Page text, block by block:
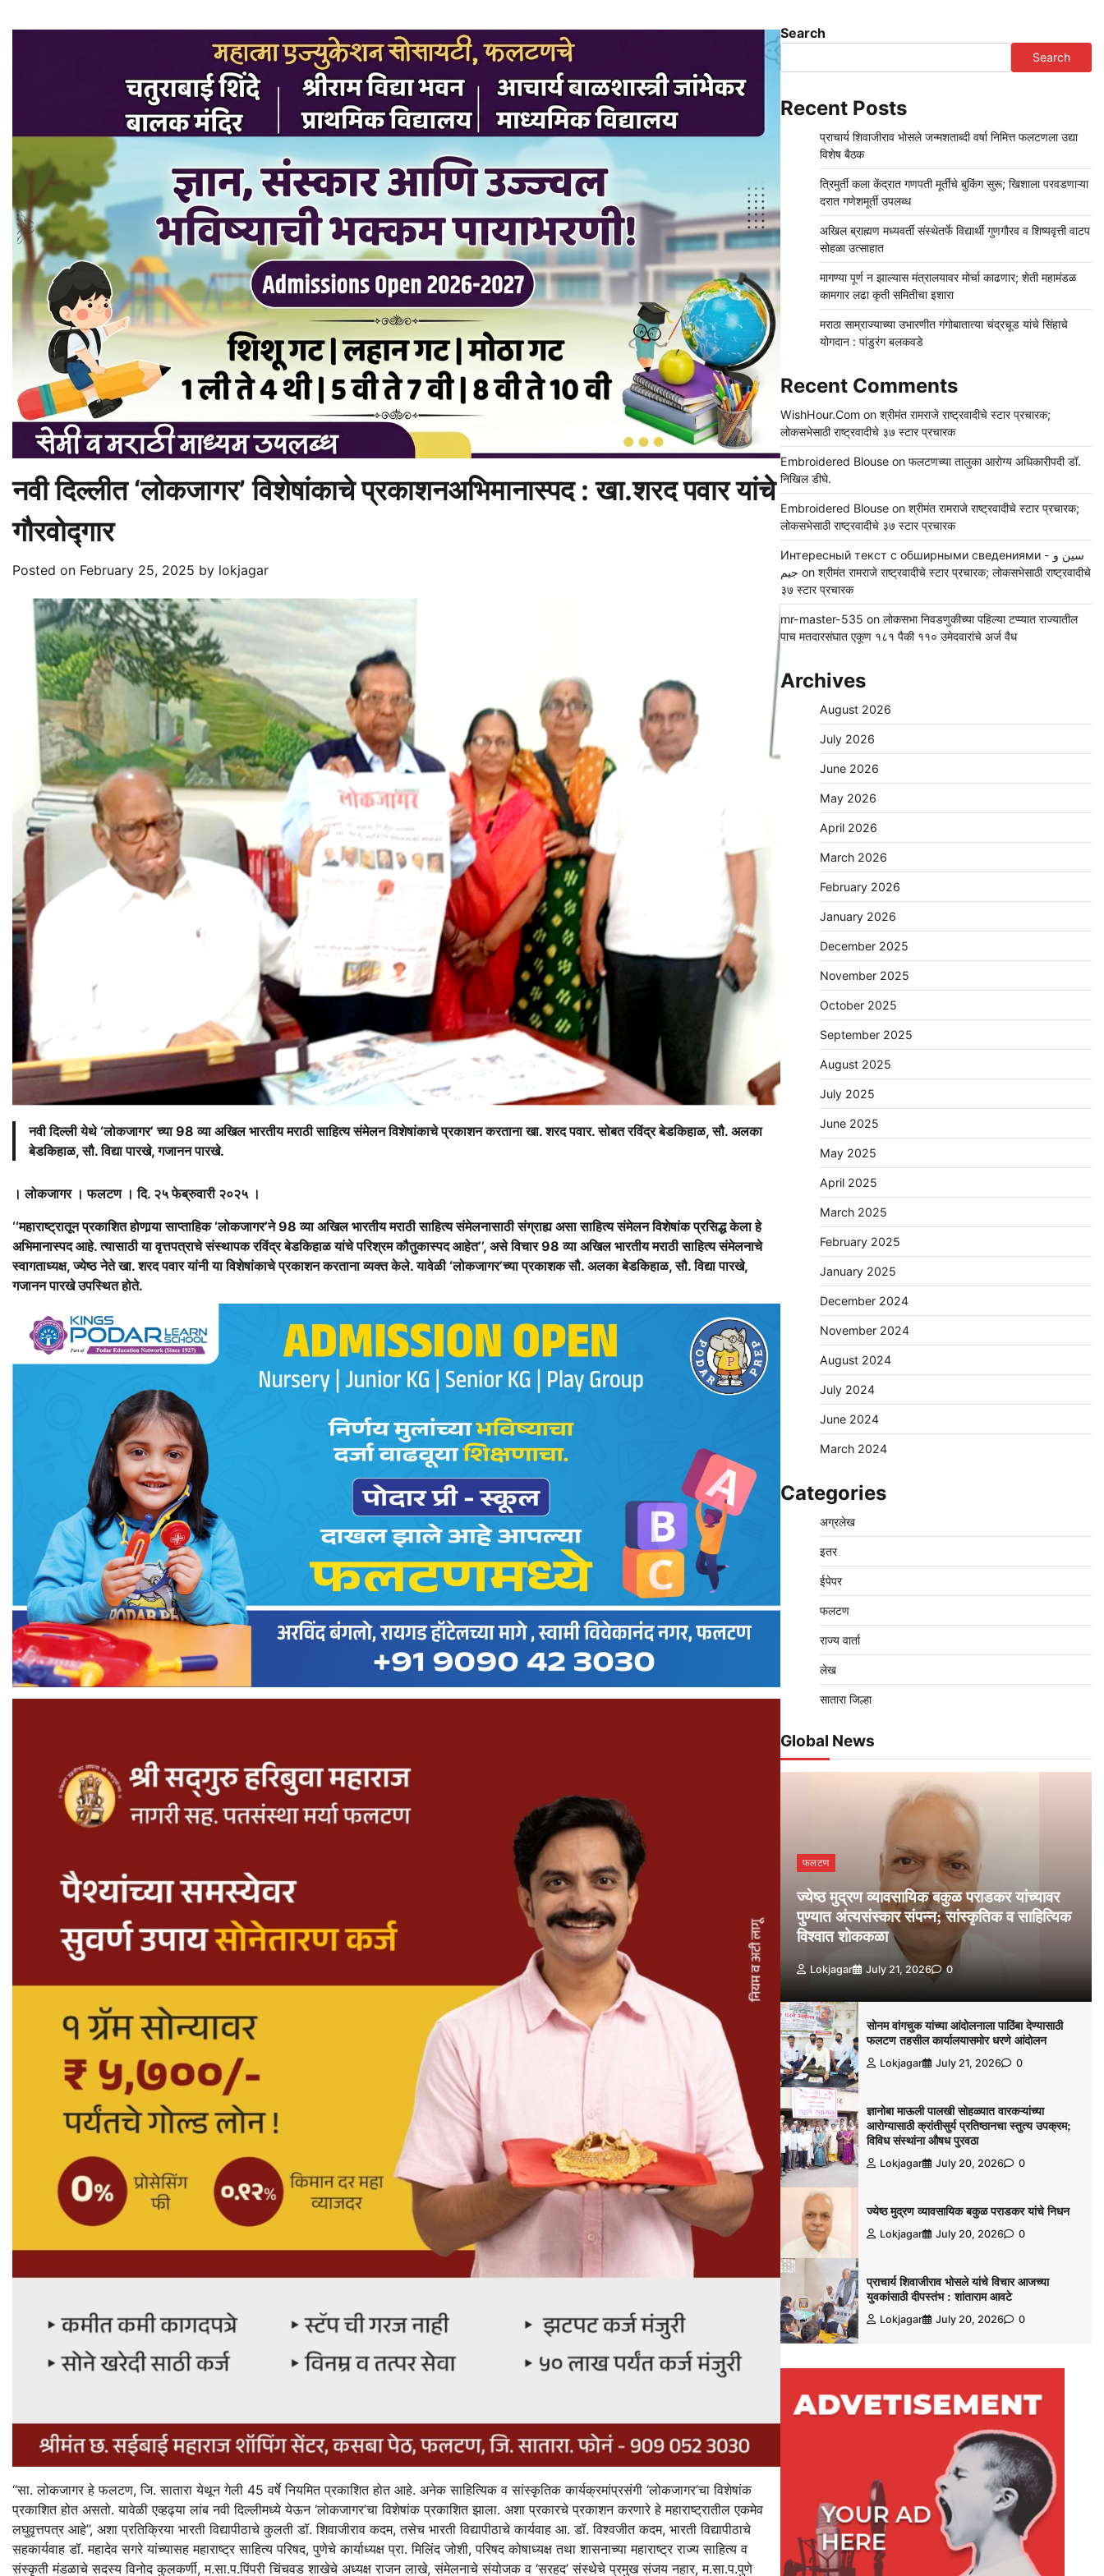
नवी दिल्लीत ‘लोकजागर’ विशेषांकाचे प्रकाशनअभिमानास्पद : खा.शरद पवार यांचे
गौरवोद्गार
Posted on February 25, 2025 by lokjagar
नवी दिल्ली येथे ‘लोकजागर’ च्या 98 व्या अखिल भारतीय मराठी साहित्य संमेलन विशेषांकाचे प्रकाशन करताना खा. शरद पवार. सोबत रविंद्र बेडकिहाळ, सौ. अलका
बेडकिहाळ, सौ. विद्या पारखे, गजानन पारखे.
। लोकजागर । फलटण । दि. २५ फेब्रुवारी २०२५ ।
‘‘महाराष्ट्रातून प्रकाशित होणार्‍या साप्ताहिक ‘लोकजागर’ने 98 व्या अखिल भारतीय मराठी साहित्य संमेलनासाठी संग्राह्य असा साहित्य संमेलन विशेषांक प्रसिद्ध केला हे
अभिमानास्पद आहे. त्यासाठी या वृत्तपत्राचे संस्थापक रविंद्र बेडकिहाळ यांचे परिश्रम कौतुकास्पद आहेत’’, असे विचार 98 व्या अखिल भारतीय मराठी साहित्य संमेलनाचे
स्वागताध्यक्ष, ज्येष्ठ नेते खा. शरद पवार यांनी या विशेषांकाचे प्रकाशन करताना व्यक्त केले. यावेळी ‘लोकजागर’च्या प्रकाशक सौ. अलका बेडकिहाळ, सौ. विद्या पारखे,
गजानन पारखे उपस्थित होते.
‘‘सा. लोकजागर हे फलटण, जि. सातारा येथून गेली 45 वर्षे नियमित प्रकाशित होत आहे. अनेक साहित्यिक व सांस्कृतिक कार्यक्रमांप्रसंगी ‘लोकजागर’चा विशेषांक
प्रकाशित होत असतो. यावेळी एव्हढ्या लांब नवी दिल्लीमध्ये येऊन ‘लोकजागर’चा विशेषांक प्रकाशित झाला. अशा प्रकारचे प्रकाशन करणारे हे महाराष्ट्रातील एकमेव
लघुवृत्तपत्र आहे’’, अशा प्रतिक्रिया भारती विद्यापीठाचे कुलती डॉ. शिवाजीराव कदम, तसेच भारती विद्यापीठाचे कार्यवाह आ. डॉ. विश्‍वजीत कदम, भारती विद्यापीठाचे
सहकार्यवाह डॉ. महादेव सगरे यांच्यासह महाराष्ट्र साहित्य परिषद, पुणेचे कार्याध्यक्ष प्रा. मिलिंद जोशी, परिषद कोषाध्यक्ष तथा शासनाच्या महाराष्ट्र राज्य साहित्य व
संस्कृती मंडळाचे सदस्य विनोद कुलकर्णी, म.सा.प.पिंपरी चिंचवड शाखेचे अध्यक्ष राजन लाखे, संमेलनाचे संयोजक व ‘सरहद’ संस्थेचे प्रमुख संजय नहार, म.सा.प.पुणे
Search
Search
Recent Posts
प्राचार्य शिवाजीराव भोसले जन्मशताब्दी वर्षा निमित्त फलटणला उद्या
विशेष बैठक
त्रिमुर्ती कला केंद्रात गणपती मूर्तींचे बुकिंग सुरू; खिशाला परवडणाऱ्या
दरात गणेशमूर्ती उपलब्ध
अखिल ब्राह्मण मध्यवर्ती संस्थेतर्फे विद्यार्थी गुणगौरव व शिष्यवृत्ती वाटप
सोहळा उत्साहात
मागण्या पूर्ण न झाल्यास मंत्रालयावर मोर्चा काढणार; शेती महामंडळ
कामगार लढा कृती समितीचा इशारा
मराठा साम्राज्याच्या उभारणीत गंगोबातात्या चंद्रचूड यांचे सिंहाचे
योगदान : पांडुरंग बलकवडे
Recent Comments
WishHour.Comon श्रीमंत रामराजे राष्ट्रवादीचे स्टार प्रचारक;
लोकसभेसाठी राष्ट्रवादीचे ३७ स्टार प्रचारक
Embroidered Blouseon फलटणच्या तालुका आरोग्य अधिकारीपदी डॉ.
निखिल डीघे.
Embroidered Blouseon श्रीमंत रामराजे राष्ट्रवादीचे स्टार प्रचारक;
लोकसभेसाठी राष्ट्रवादीचे ३७ स्टार प्रचारक
Интересный текст с обширными сведениями - سين و
جيم on श्रीमंत रामराजे राष्ट्रवादीचे स्टार प्रचारक; लोकसभेसाठी राष्ट्रवादीचे
३७ स्टार प्रचारक
mr-master-535 on लोकसभा निवडणुकीच्या पहिल्या टप्प्यात राज्यातील
पाच मतदारसंघात एकूण १८१ पैकी ११० उमेदवारांचे अर्ज वैध
Archives
August 2026
July 2026
June 2026
May 2026
April 2026
March 2026
February 2026
January 2026
December 2025
November 2025
October 2025
September 2025
August 2025
July 2025
June 2025
May 2025
April 2025
March 2025
February 2025
January 2025
December 2024
November 2024
August 2024
July 2024
June 2024
March 2024
Categories
अग्रलेख
इतर
ईपेपर
फलटण
राज्य वार्ता
लेख
सातारा जिल्हा
Global News
फलटण
ज्येष्ठ मुद्रण व्यावसायिक बकुळ पराडकर यांच्यावर
पुण्यात अंत्यसंस्कार संपन्न; सांस्कृतिक व साहित्यिक
विश्‍वात शोककळा
Lokjagar July 21, 2026 0
सोनम वांगचुक यांच्या आंदोलनाला पाठिंबा देण्यासाठी
फलटण तहसील कार्यालयासमोर धरणे आंदोलन
Lokjagar July 21, 2026 0
ज्ञानोबा माऊली पालखी सोहळ्यात वारकऱ्यांच्या
आरोग्यासाठी क्रांतीसुर्य प्रतिष्ठानचा स्तुत्य उपक्रम;
विविध संस्थांना औषध पुरवठा
Lokjagar July 20, 2026 0
ज्येष्ठ मुद्रण व्यावसायिक बकुळ पराडकर यांचे निधन
Lokjagar July 20, 2026 0
प्राचार्य शिवाजीराव भोसले यांचे विचार आजच्या
युवकांसाठी दीपस्तंभ : शांताराम आवटे
Lokjagar July 20, 2026 0